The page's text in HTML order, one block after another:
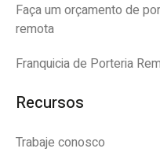
Faça um orçamento de
remota
Franquicia de Porteria
Recursos
Trabaje conosco